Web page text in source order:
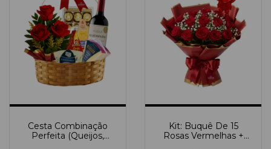
Cesta Combinação
Perfeita (Queijos,
Kit: Buquê De 15
Rosas Vermelhas +